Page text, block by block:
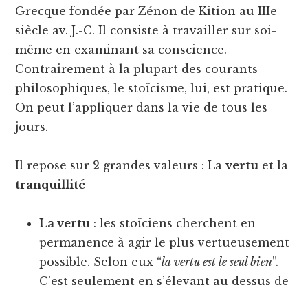
Grecque fondée par Zénon de Kition au IIIe
siècle av. J.-C. Il consiste à travailler sur soi-
même en examinant sa conscience.
Contrairement à la plupart des courants
philosophiques, le stoïcisme, lui, est pratique.
On peut l’appliquer dans la vie de tous les
jours.
Il repose sur 2 grandes valeurs : Lavertu et la
tranquillité
La vertu : les stoïciens cherchent en
permanence à agir le plus vertueusement
possible. Selon eux “la vertu est le seul bien”.
C’est seulement en s’élevant au dessus de